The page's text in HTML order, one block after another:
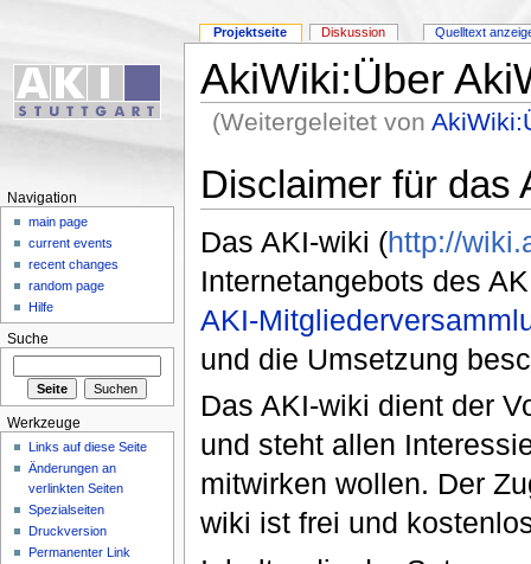
AkiWiki:Über
(Weitergeleitet von
Disclaimer für das
Das AKI-wiki (http://
Internetangebots des
AKI-
und die Umsetzung
Das AKI-wiki dient der
und steht allen
mitwirken wollen. Der
wiki ist frei und
Projektseite Diskussion Quelltext
Navigation
main page
current events
recent changes
random page
Hilfe
Suche
Werkzeuge
Links auf diese Seite
Änderungen an
verlinkten Seiten
Spezialseiten
Druckversion
Permanenter Link